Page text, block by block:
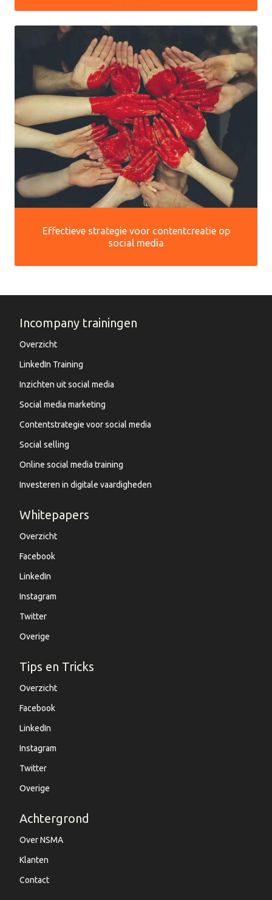
Effectieve strategie voor contentcreatie op
social media
Incompany trainingen
Overzicht
LinkedIn Training
Inzichten uit social media
Social media marketing
Contentstrategie voor social media
Social selling
Online social media training
Investeren in digitale vaardigheden
Whitepapers
Overzicht
Facebook
LinkedIn
Instagram
Twitter
Overige
Tips en Tricks
Overzicht
Facebook
LinkedIn
Instagram
Twitter
Overige
Achtergrond
Over NSMA
Klanten
Contact